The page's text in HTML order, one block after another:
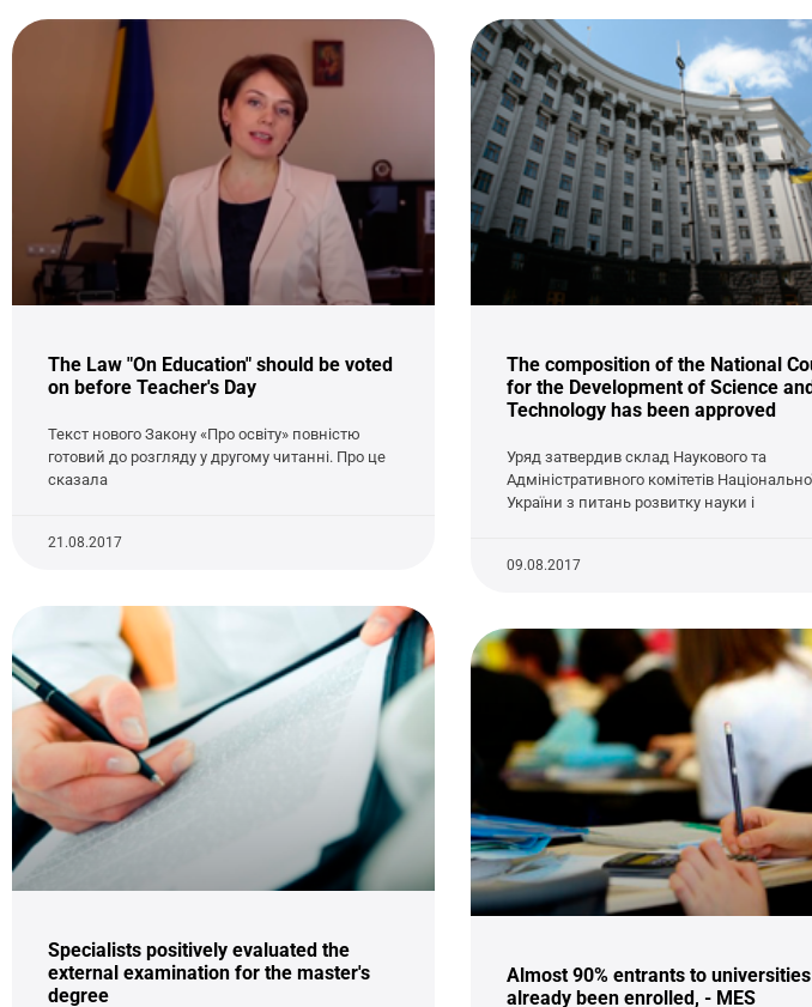
The Law "On Education" should be voted
on before Teacher's Day
Текст нового Закону «Про освіту» повністю
готовий до розгляду у другому читанні. Про це
сказала
21.08.2017
The composition of the National
for the Development of Science
Technology has been approved
Уряд затвердив склад Наукового та
Адміністративного комітетів
України з питань розвитку науки і
09.08.2017
Specialists positively evaluated the
external examination for the master's
degree
Almost 90% entrants to
already been enrolled, - MES